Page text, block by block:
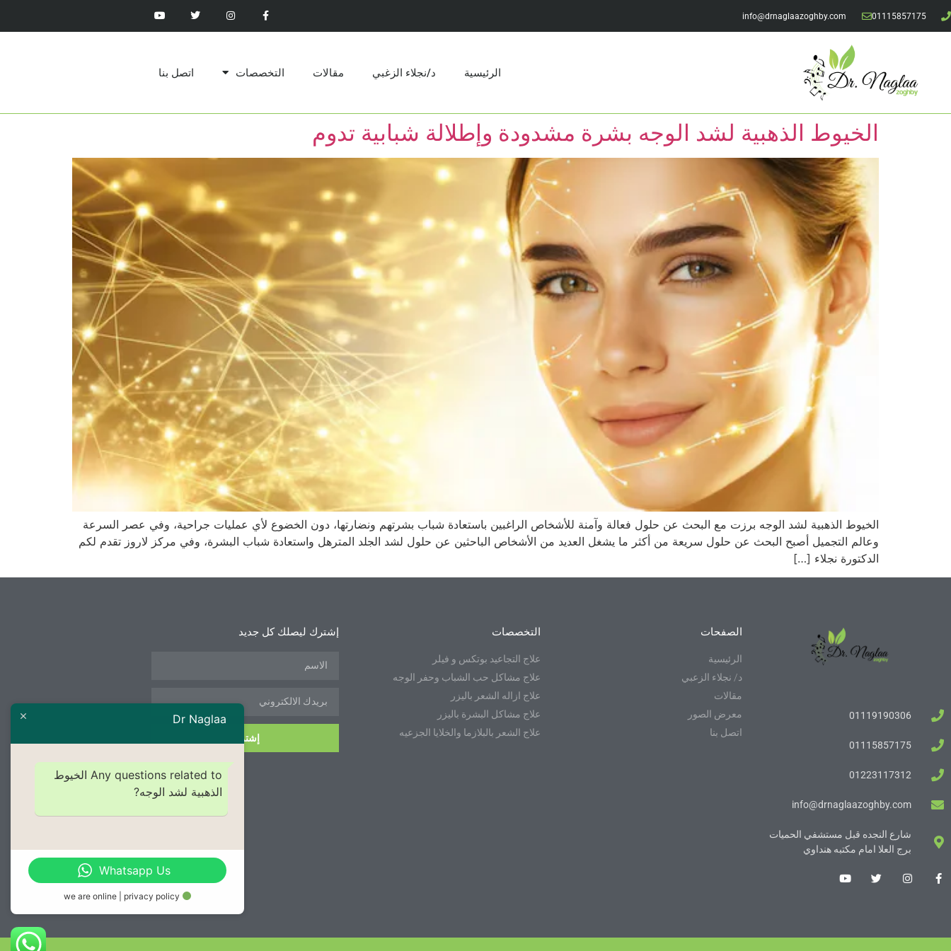
01115857175
info@drnaglaazoghby.com
الرئيسية د/نجلاء الزغبي مقالات​ التخصصات اتصل بنا
الخيوط الذهبية لشد الوجه بشرة مشدودة وإطلالة شبابية تدوم
الخيوط الذهبية لشد الوجه برزت مع البحث عن حلول فعالة وآمنة للأشخاص الراغبين باستعادة شباب بشرتهم ونضارتها، دون الخضوع لأي عمليات جراحية، وفي عصر السرعة
وعالم التجميل أصبح البحث عن حلول سريعة من أكثر ما يشغل العديد من الأشخاص الباحثين عن حلول لشد الجلد المترهل واستعادة شباب البشرة، وفي مركز لاروز تقدم لكم
الدكتورة نجلاء […]
01119190306
01115857175
01223117312
info@drnaglaazoghby.com
شارع النجده قبل مستشفي الحميات
برج العلا امام مكتبه هنداوي
الصفحات
الرئيسية
د/ نجلاء الزعبي
مقالات
معرض الصور
اتصل بنا
التخصصات
علاج التجاعيد بوتكس و فيلر
علاج مشاكل حب الشباب وحفر الوجه
علاج ازاله الشعر باليزر
علاج مشاكل البشرة باليزر
علاج الشعر بالبلازما والخلايا الجزعيه
إشترك ليصلك كل جديد
إشترك
Dr Naglaa
Any questions related to الخيوط
الذهبية لشد الوجه?
Whatsapp Us